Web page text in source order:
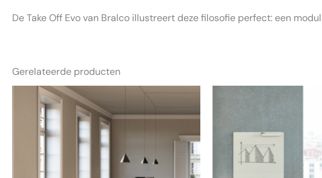
De Take Off Evo van Bralco illustreert deze filosofie perfect: een
Gerelateerde producten